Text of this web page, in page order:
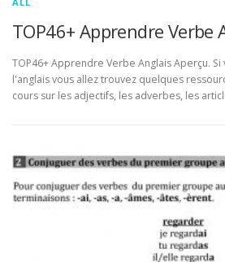
TOP46+ Apprendre Verbe
TOP46+ Apprendre Verbe Anglais Aperçu.
l'anglais vous allez trouvez quelques
cours sur les adjectifs, les adverbes, les